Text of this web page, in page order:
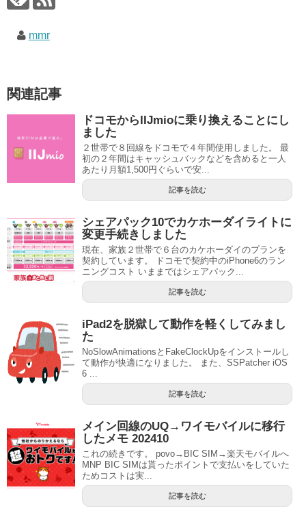
mmr
関連記事
ドコモからIIJmioに乗り換えることにし
ました
２世帯で８回線をドコモで４年間使用しました。 最
初の２年間はキャッシュバックなどを含めると一人
あたり月額1,500円ぐらいで安...
記事を読む
シェアパック10でカケホーダイライトに
変更手続きしました
現在、家族２世帯で６台のカケホーダイのプランを
契約しています。 ドコモで契約中のiPhone6のラン
ニングコスト いままではシェアパック...
記事を読む
iPad2を脱獄して動作を軽くしてみまし
た
NoSlowAnimationsとFakeClockUpをインストールし
て動作が快適になりました。 また、SSPatcher iOS
6 ...
記事を読む
メイン回線のUQ→ワイモバイルに移行
したメモ 202410
これの続きです。 povo→BIC SIM→楽天モバイルへ
MNP BIC SIMは貰ったポイントで支払いをしていた
ためコストは実...
記事を読む